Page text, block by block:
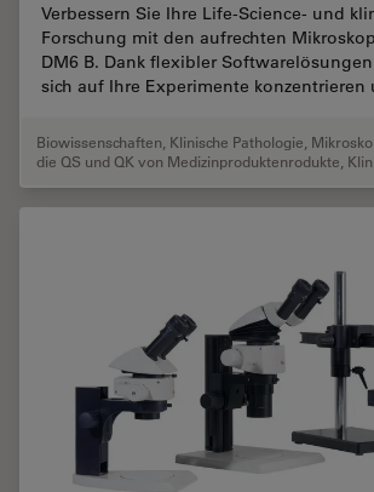
Verbessern Sie Ihre Life-Science- und
Forschung mit den aufrechten
DM6 B. Dank flexibler
sich auf Ihre Experimente konzentrieren
Biowissenschaften Klinische Pathologie
die QS und QK von Medizinproduktenrodukte